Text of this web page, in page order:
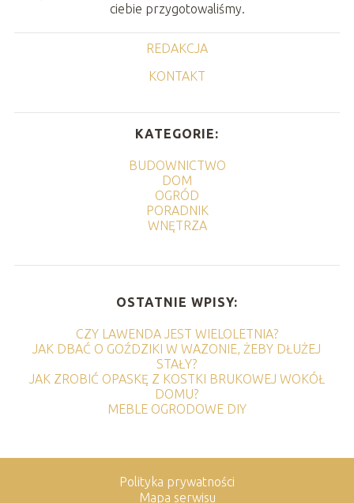
ciebie przygotowaliśmy.
REDAKCJA
KONTAKT
KATEGORIE:
BUDOWNICTWO
DOM
OGRÓD
PORADNIK
WNĘTRZA
OSTATNIE WPISY:
CZY LAWENDA JEST WIELOLETNIA?
JAK DBAĆ O GOŹDZIKI W WAZONIE, ŻEBY DŁUŻEJ
STAŁY?
JAK ZROBIĆ OPASKĘ Z KOSTKI BRUKOWEJ WOKÓŁ
DOMU?
MEBLE OGRODOWE DIY
Polityka prywatności
Mapa serwisu